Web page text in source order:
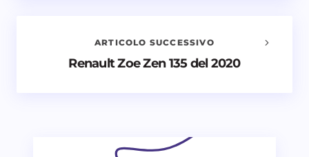
ARTICOLO SUCCESSIVO
Renault Zoe Zen 135 del 2020